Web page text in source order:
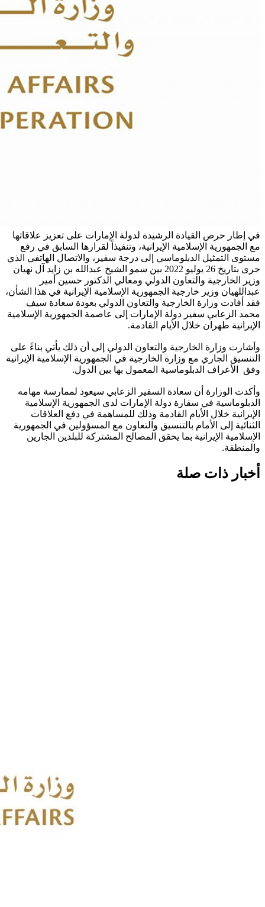
في إطار حرص القيادة الرشيدة لدولة الإمارات على تعزيز علاقاتها
مع الجمهورية الإسلامية الإيرانية، وتنفيذاً لقرارها السابق في رفع
مستوى التمثيل الدبلوماسي إلى درجة سفير، والاتصال الهاتفي الذي
جرى بتاريخ 26 يوليو 2022 بين سمو الشيخ عبدالله بن زايد آل نهيان
وزير الخارجية والتعاون الدولي ومعالي الدكتور حسين أمير
عبداللهيان وزير خارجية الجمهورية الإسلامية الإيرانية في هذا الشأن،
فقد أفادت وزارة الخارجية والتعاون الدولي بعودة سعادة سيف
محمد الزعابي سفير دولة الإمارات إلى عاصمة الجمهورية الإسلامية
الإيرانية طهران خلال الأيام القادمة.
وأشارت وزارة الخارجية والتعاون الدولي إلى أن ذلك يأتي بناءً على
التنسيق الجاري مع وزارة الخارجية في الجمهورية الإسلامية الإيرانية
وفق الأعراف الدبلوماسية المعمول بها بين الدول.
وأكدت الوزارة أن سعادة السفير الزعابي سيعود لممارسة مهامه
الدبلوماسية في سفارة دولة الإمارات لدى الجمهورية الإسلامية
الإيرانية خلال الأيام القادمة وذلك للمساهمة في دفع العلاقات
الثنائية إلى الأمام بالتنسيق والتعاون مع المسؤولين في الجمهورية
الإسلامية الإيرانية بما يحقق المصالح المشتركة للبلدين الجارين
والمنطقة.
أخبار ذات صلة